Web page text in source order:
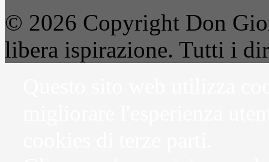
© 2026 Copyright Don
libera ispirazione. Tutti i